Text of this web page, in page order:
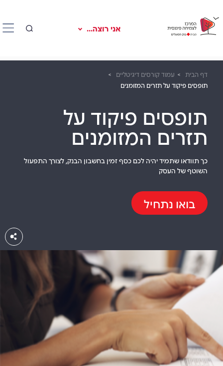
אני רוצה...
דף הבית
עמוד קורסים דיגיטליים
תופסים פיקוד על תזרים המזומנים
תופסים פיקוד על
תזרים המזומנים
כך תוודאו שתמיד יהיה לכם כסף זמין בחשבון הבנק, לצורך התפעול
השוטף של העסק
בואו נתחיל